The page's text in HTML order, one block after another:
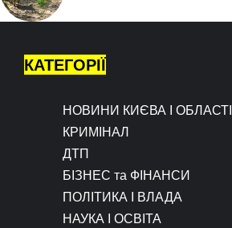
КАТЕГОРІЇ
НОВИНИ КИЄВА І ОБЛАСТІ
КРИМІНАЛ
ДТП
БІЗНЕС та ФІНАНСИ
ПОЛІТИКА І ВЛАДА
НАУКА І ОСВІТА